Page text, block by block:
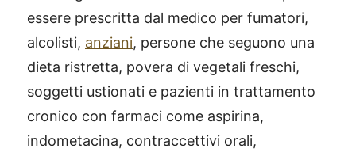
essere prescritta dal medico per fumatori,
alcolisti, anziani, persone che seguono una
dieta ristretta, povera di vegetali freschi,
soggetti ustionati e pazienti in trattamento
cronico con farmaci come aspirina,
indometacina, contraccettivi orali,